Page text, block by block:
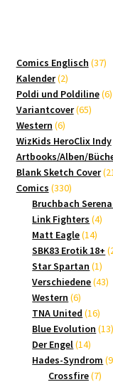
Comics Englisch 3737
Kalender 22
Produkte
Poldi und Poldiline 66
Variantcover 6565
Western 66
Produkte
WizKids HeroClix Indy
Artbooks/Alben/
Blank Sketch Cover
Comics 330330
Produkte
Bruchbach
Link Fighters 44
Matt Eagle 1414
SBK83 Erotik 18+
Star Spartan 11
Verschiedene 4343
Western 66
Produkte
TNA United 1616
Blue Evolution 13
Der Engel 1414
Hades-Syndrom
Crossfire 77